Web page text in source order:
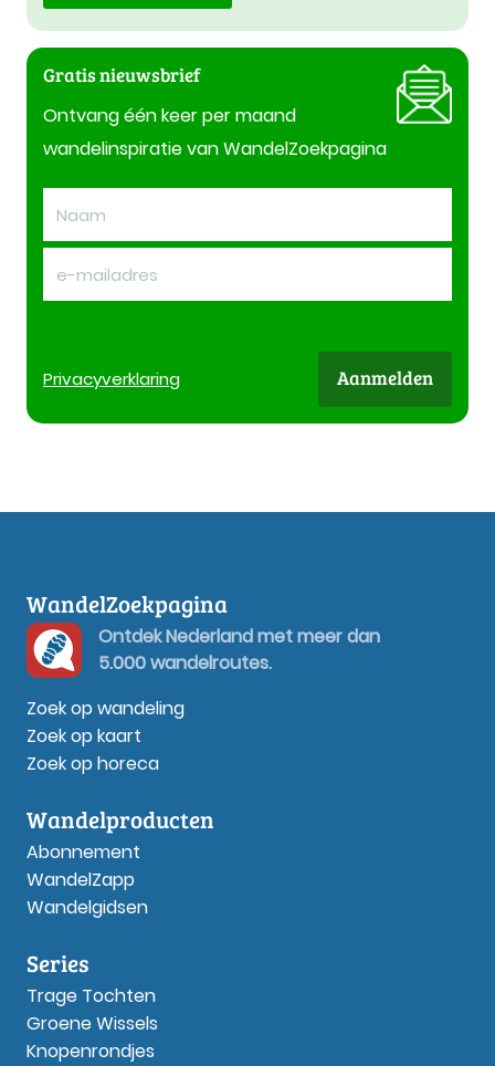
Gratis nieuwsbrief
Ontvang één keer per maand
wandelinspiratie van WandelZoekpagina
Privacyverklaring Aanmelden
WandelZoekpagina
Ontdek Nederland met meer dan
5.000 wandelroutes.
Zoek op wandeling
Zoek op kaart
Zoek op horeca
Wandelproducten
Abonnement
WandelZapp
Wandelgidsen
Series
Trage Tochten
Groene Wissels
Knopenrondjes